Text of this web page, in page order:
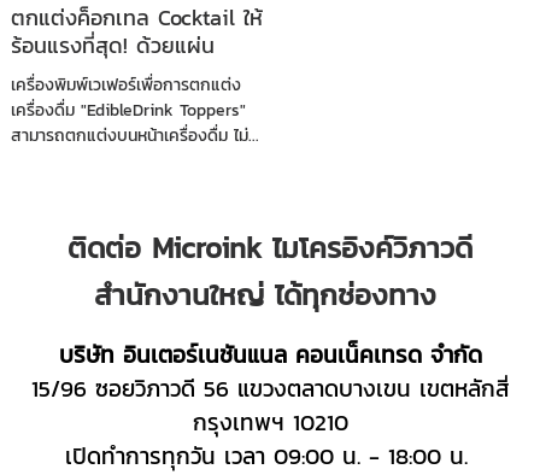
ตกแต่งค็อกเทล Cocktail ให้
ร้อนแรงที่สุด! ด้วยแผ่น
เวเฟอร์ทานได้ เพิ่มลูกเล่นระ
ดับพรีเมี่ยมที่โรงแรมหรือภัต
ราคารไม่ควรพลาด
เครื่องพิมพ์เวเฟอร์เพื่อการตกแต่ง
เครื่องดื่ม "EdibleDrink Toppers"
สามารถตกแต่งบนหน้าเครื่องดื่ม ไม่...
ติดต่อ Microink ไมโครอิงค์วิภาวดี
สำนักงานใหญ่ ได้ทุกช่องทาง
บริษัท อินเตอร์เนชันแนล คอนเน็คเทรด จำกัด
15/96 ซอยวิภาวดี 56 แขวงตลาดบางเขน เขตหลักสี่
กรุงเทพฯ 10210
เปิดทำการทุกวัน เวลา 09:00 น. - 18:00 น.